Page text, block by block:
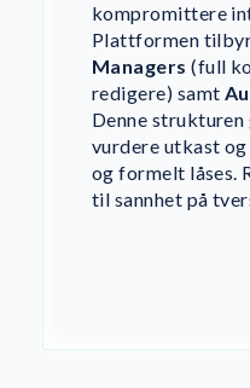
kompromittere
Plattformen
Managers (full
redigere) samt
Denne
vurdere utkast
og formelt låses.
til sannhet på